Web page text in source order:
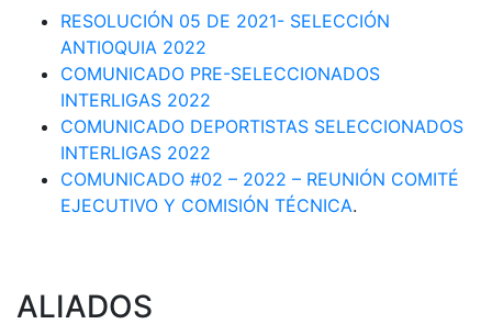
RESOLUCIÓN 05 DE 2021- SELECCIÓN
ANTIOQUIA 2022
COMUNICADO PRE-SELECCIONADOS
INTERLIGAS 2022
COMUNICADO DEPORTISTAS SELECCIONADOS
INTERLIGAS 2022
COMUNICADO #02 – 2022 – REUNIÓN COMITÉ
EJECUTIVO Y COMISIÓN TÉCNICA.
ALIADOS